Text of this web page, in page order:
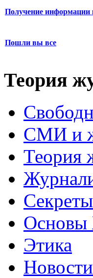
Получение информации
Пошли вы все
Теория
СМИ и
Теория
Основы
Этика